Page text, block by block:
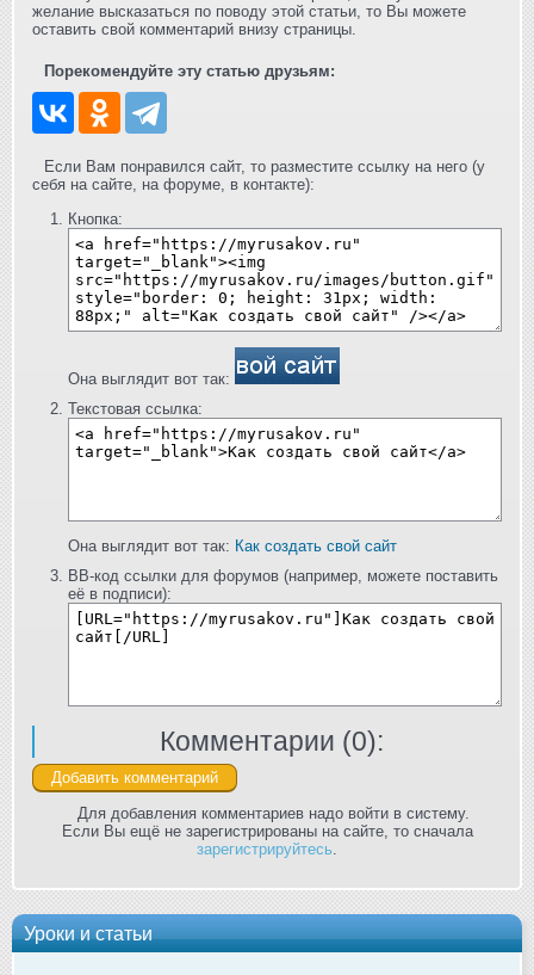
Уроки и статьи
желание высказаться по поводу этой статьи, то Вы можете
оставить свой комментарий внизу страницы.
Порекомендуйте эту статью друзьям:
Если Вам понравился сайт, то разместите ссылку на него (у
себя на сайте, на форуме, в контакте):
Кнопка:
Она выглядит вот так:
Текстовая ссылка:
Она выглядит вот так: Как создать свой сайт
BB-код ссылки для форумов (например, можете поставить
её в подписи):
Комментарии (0):
Для добавления комментариев надо войти в систему.
Если Вы ещё не зарегистрированы на сайте, то сначала
зарегистрируйтесь.